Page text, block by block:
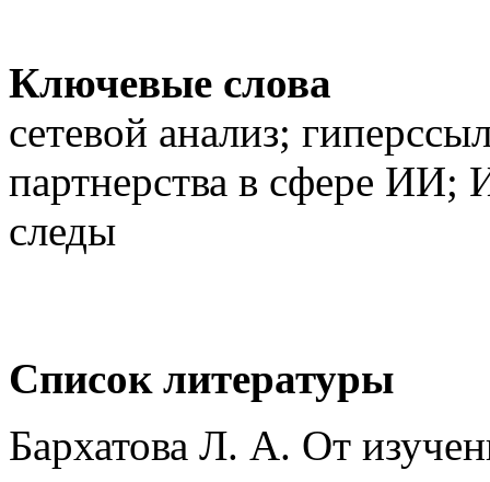
Ключевые слова
сетевой анализ;
партнерства в сфере ИИ;
следы
Список литературы
Бархатова Л. А. От